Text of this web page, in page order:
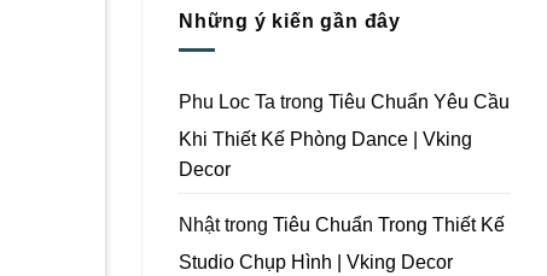
Trường
Tại
Vking
Decor
Quay
Phim
Vking
luận
ở
Tránh
Khi
Kế
Tại
Đà
Nẵng
|
Những ý kiến gần đây
Phu Loc Ta trong Tiêu Chuẩn Yêu Cầu
Khi Thiết Kế Phòng Dance | Vking
Decor
Nhậttrong Tiêu Chuẩn Trong Thiết Kế
Studio Chụp Hình | Vking Decor